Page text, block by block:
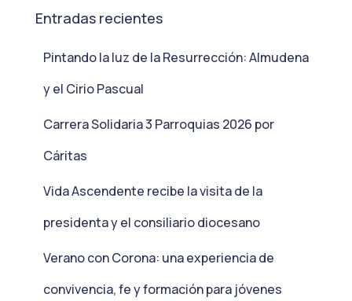
Entradas recientes
Pintando la luz de la Resurrección: Almudena
y el Cirio Pascual
Carrera Solidaria 3 Parroquias 2026 por
Cáritas
Vida Ascendente recibe la visita de la
presidenta y el consiliario diocesano
Verano con Corona: una experiencia de
convivencia, fe y formación para jóvenes